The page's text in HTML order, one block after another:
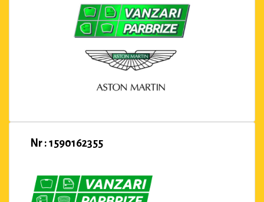
Nr : 1590162355